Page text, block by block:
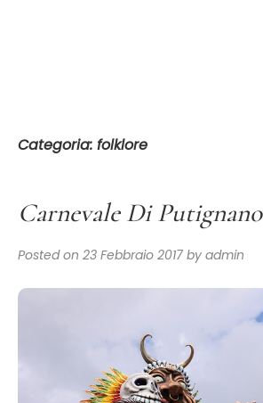
content
Categoria: folklore
Carnevale Di Putignano
Posted on 23 Febbraio 2017 by admin